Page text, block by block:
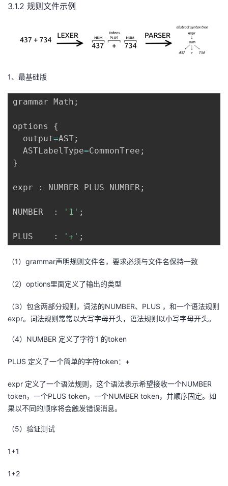
3.1.2 规则文件示例
1、最基础版
grammar Math ;
options {
  output
=AST;
  ASTLabelType
=CommonTree ;
}
expr : NUMBER PLUS NUMBER;
NUMBER : '1' ;
PLUS : '+' ;
（1） grammar声明规则文件名，要求必须与文件名保持一致
（2） options里面定义了输出的类型
（3）包含两部分规则，词法的NUMBER、 PLUS ，和一个语法规则
expr。词法规则常常以大写字母开头，语法规则以小写字母开头。
（4） NUMBER 定义了字符'1'的token
PLUS 定义了一个简单的字符token： +
expr 定义了一个语法规则，这个语法表示希望接收一个NUMBER
token，一个PLUS token，一个NUMBER token，并顺序固定。如
果以不同的顺序将会触发错误消息。
（5）验证测试
1+1
1+2